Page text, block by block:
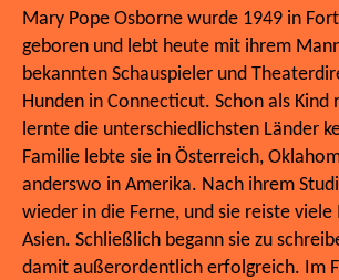
Mary Pope Osborne wurde 1949 in
geboren und lebt heute mit ihrem
bekannten Schauspieler und
Hunden in Connecticut. Schon als Kind
lernte die unterschiedlichsten Länder
Familie lebte sie in Österreich,
anderswo in Amerika. Nach ihrem
wieder in die Ferne, und sie reiste
Asien. Schließlich begann sie zu
damit außerordentlich erfolgreich. Im